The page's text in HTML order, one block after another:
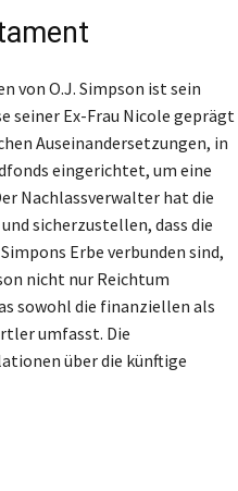
von O.J. Simpson ist sein
seiner Ex-Frau Nicole geprägt
Auseinandersetzungen, in
eingerichtet, um eine
Nachlassverwalter hat die
sicherzustellen, dass die
Erbe verbunden sind,
nicht nur Reichtum
sowohl die finanziellen als
umfasst. Die
über die künftige